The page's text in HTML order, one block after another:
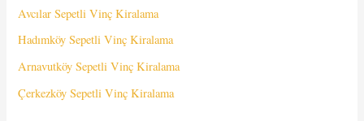
Avcılar Sepetli Vinç Kiralama
Hadımköy Sepetli Vinç Kiralama
Arnavutköy Sepetli Vinç Kiralama
Çerkezköy Sepetli Vinç Kiralama